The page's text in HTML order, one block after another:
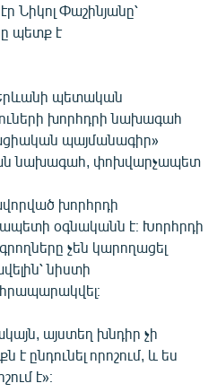
Նիկոլ Փաշինյանը՝
պետք է
պետական
խորհդրի նախագահ
պայմանագիր»
նախագահ, փոխվարչապետ
խորհրդի
օգնականն է։ Խորհրդի
չեն կարողացել
նիստի
այստեղ խնդիր չի
է ընդունել որոշում, և ես
է»։